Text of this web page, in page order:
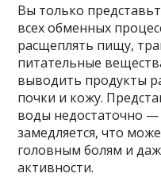
Вы только
всех обменных
расщеплять пищу,
питательные
выводить продукты
почки и кожу.
воды недостаточно
замедляется, что
головным болям и
активности.